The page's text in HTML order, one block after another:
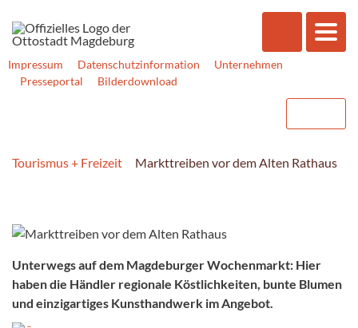
Impressum Datenschutzinformation
Unternehmen
Presseportal
Bilderdownload
Tourismus + Freizeit Markttreiben vor dem Alten Rathaus
Unterwegs auf dem Magdeburger Wochenmarkt: Hier
haben die Händler regionale Köstlichkeiten, bunte Blumen
und einzigartiges Kunsthandwerk im Angebot.